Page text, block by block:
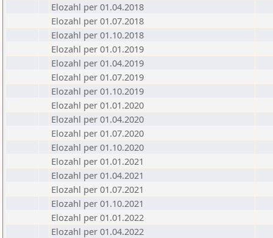
Elozahl per 01.04.2018
Elozahl per 01.07.2018
Elozahl per 01.10.2018
Elozahl per 01.01.2019
Elozahl per 01.04.2019
Elozahl per 01.07.2019
Elozahl per 01.10.2019
Elozahl per 01.01.2020
Elozahl per 01.04.2020
Elozahl per 01.07.2020
Elozahl per 01.10.2020
Elozahl per 01.01.2021
Elozahl per 01.04.2021
Elozahl per 01.07.2021
Elozahl per 01.10.2021
Elozahl per 01.01.2022
Elozahl per 01.04.2022